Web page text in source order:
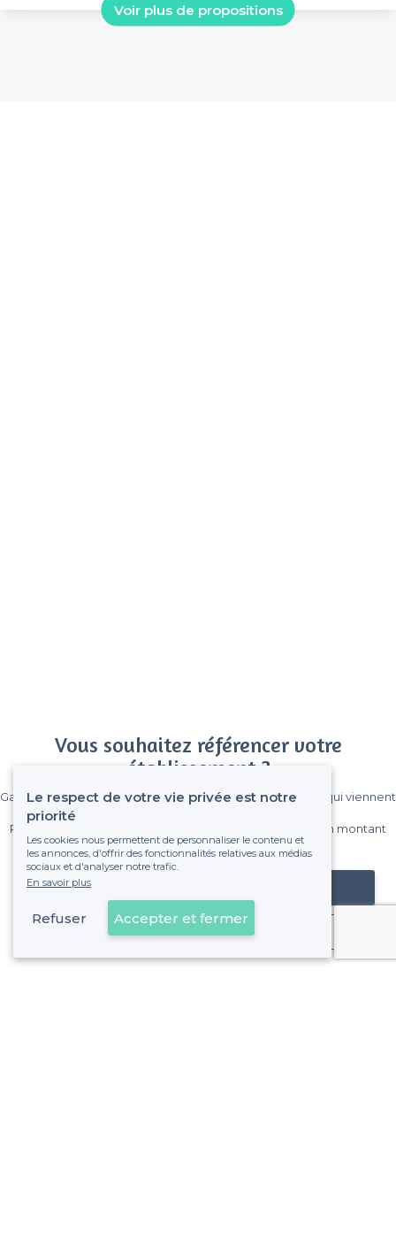
Voir plus de propositions
Vous souhaitez référencer votre
établissement ?
Gagnez de nombreux clients parmi le million de visiteurs qui viennent
Pas de commissions et sans engagement, vous payez un montant
fixe sans risque de voir déraper la facture.
Référencer mon établissement
Déjà client
Le respect de votre vie privée est notre
priorité
Les cookies nous permettent de personnaliser le contenu et
les annonces, d'offrir des fonctionnalités relatives aux médias
sociaux et d'analyser notre trafic.
En savoir plus
Refuser Accepter et fermer